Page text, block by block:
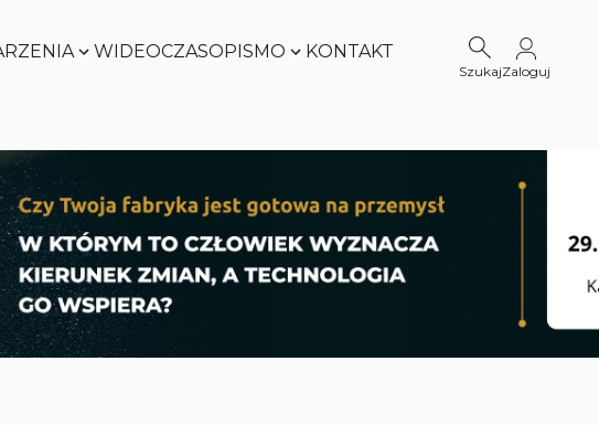
SMART
FACTORY
WORLD
WIDEOCZASOPISMO KONTAKT
SzukajZaloguj
FACTORY
WORLD
Zobacz